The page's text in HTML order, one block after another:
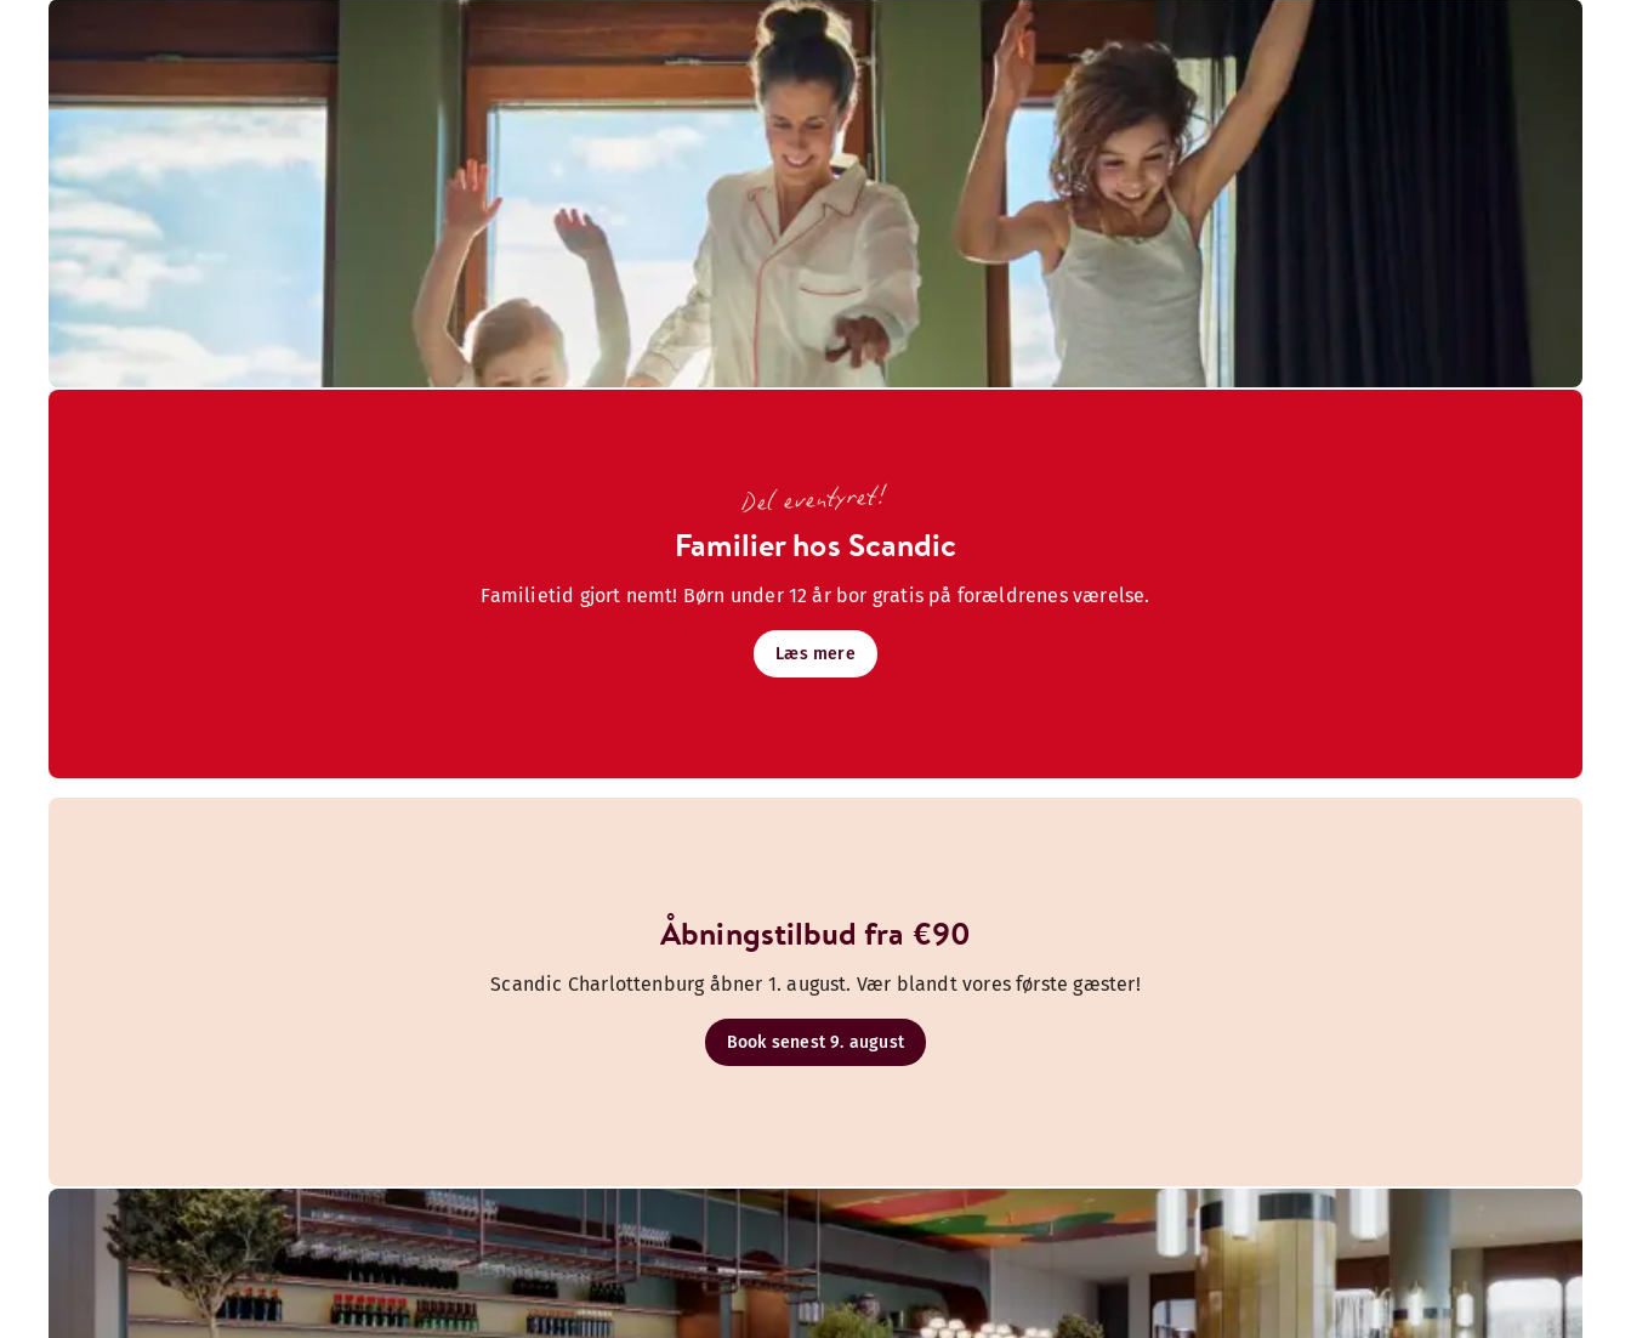
Del eventyret!
Familier hos Scandic
Familietid gjort nemt! Børn under 12 år bor gratis på forældrenes værelse.
Læs mere
Åbningstilbud fra €90
Scandic Charlottenburg åbner 1. august. Vær blandt vores første gæster!
Book senest 9. august